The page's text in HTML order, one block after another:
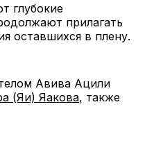
глубокие
прилагать
оставшихся в плену.
Авива Ацили
(Яи) Яакова, также